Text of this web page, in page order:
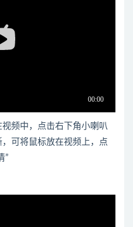
频中，点击右下角小喇叭
可将鼠标放在视频上，点
”